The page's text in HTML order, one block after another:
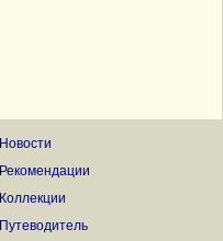
Новости
Рекомендации
Коллекции
Путеводитель